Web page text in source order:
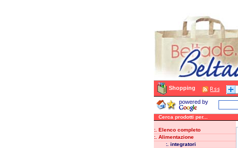
Shopping
powered by
Cerca prodotti per...
:. Elenco completo
:. Alimentazione
:. integratori